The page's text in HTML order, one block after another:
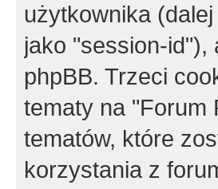
użytkownika
jako "session-
phpBB. Trzeci
tematy na "Forum
tematów, które
korzystania z